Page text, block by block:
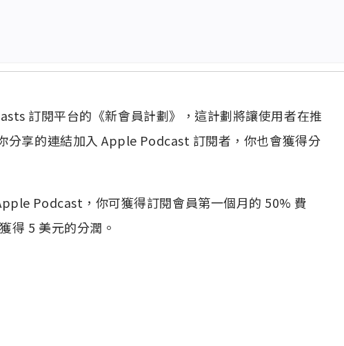
訂閱平台的《新會員計劃》，這計劃將讓使用者在推
分享的連結加入 Apple Podcast 訂閱者，你也會獲得分
Podcast，你可獲得訂閱會員第一個月的 50% 費
得 5 美元的分潤。